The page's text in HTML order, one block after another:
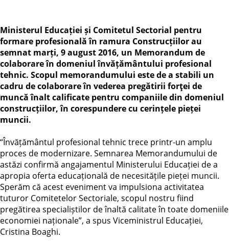
Ministerul Educației și Comitetul Sectorial pentru
formare profesională în ramura Construcțiilor au
semnat marți, 9 august 2016, un Memorandum de
colaborare în domeniul învățământului profesional
tehnic. Scopul memorandumului este de a stabili un
cadru de colaborare în vederea pregătirii forţei de
muncă înalt calificate pentru companiile din domeniul
construcțiilor, în corespundere cu cerințele pieței
muncii.
“Învățământul profesional tehnic trece printr-un amplu
proces de modernizare. Semnarea Memorandumului de
astăzi confirmă angajamentul Ministerului Educației de a
apropia oferta educațională de necesitățile pieței muncii.
Sperăm că acest eveniment va impulsiona activitatea
tuturor Comitetelor Sectoriale, scopul nostru fiind
pregătirea specialiștilor de înaltă calitate în toate domeniile
economiei naționale”, a spus Viceministrul Educației,
Cristina Boaghi.